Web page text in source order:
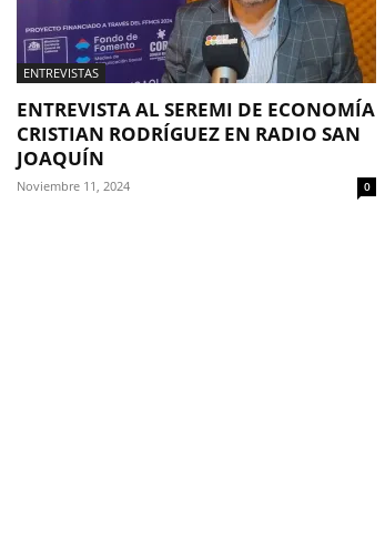
ENTREVISTAS
ENTREVISTA AL SEREMI DE ECONOMÍA
CRISTIAN RODRÍGUEZ EN RADIO SAN
JOAQUÍN
Noviembre 11, 2024 0